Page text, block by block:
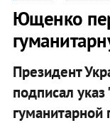
Ющенко
Президент
подписал